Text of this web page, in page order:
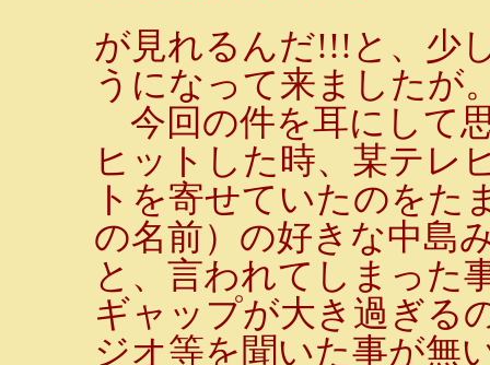
が見れるんだ!!!と、少
うになって来ましたが
今回の件を耳にして
ヒットした時、某テレ
トを寄せていたのをた
の名前）の好きな中島
と、言われてしまった
ギャップが大き過ぎる
ジオ等を聞いた事が無